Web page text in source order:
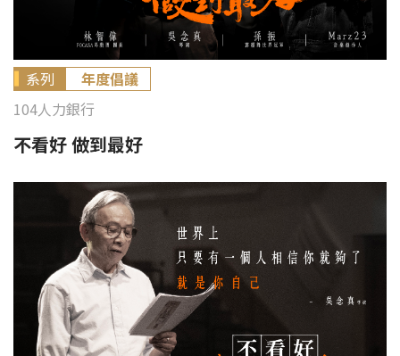
系列
年度倡議
104人力銀行
不看好 做到最好